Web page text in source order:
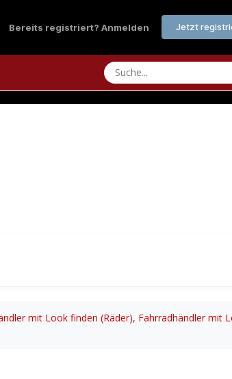
Bereits registriert? Anmelden Jetzt
Restlverwertung de luxe. Ein Aufbau-Projekt
folgt ...
mit Look finden (Räder), Fahrradhändler mit